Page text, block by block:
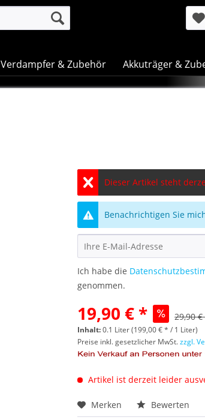
Verdampfer & Zubehör Akkuträger &
Dieser Artikel steht
Benachrichtigen Sie
Ich habe die
genommen.
19,90 € * 29,90
Inhalt:0.1 Liter (199,00 € * / 1 Liter)
Preise inkl. gesetzlicher MwSt.zzgl.
Artikel ist derzeit leider
Merken Bewerten